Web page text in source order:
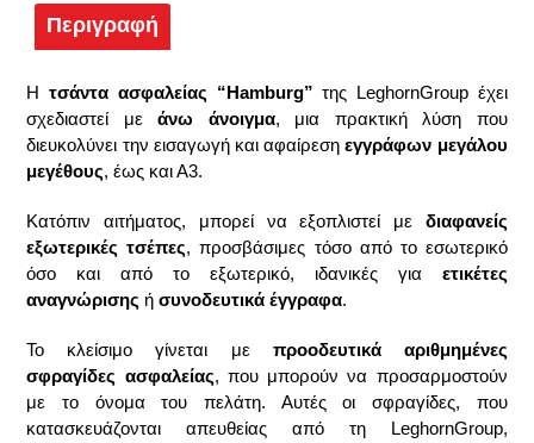
Περιγραφή
Ητσάντα ασφαλείας “Hamburg” της LeghornGroup έχει
σχεδιαστεί μεάνω άνοιγμα, μια πρακτική λύση που
διευκολύνει την εισαγωγή και αφαίρεσηεγγράφων μεγάλου
μεγέθους, έως και Α3.
Κατόπιν αιτήματος, μπορεί να εξοπλιστεί με διαφανείς
εξωτερικές τσέπες, προσβάσιμες τόσο από το εσωτερικό
όσο και από το εξωτερικό, ιδανικές για ετικέτες
αναγνώρισης ήσυνοδευτικά έγγραφα.
Το κλείσιμο γίνεται με προοδευτικά αριθμημένες
σφραγίδες ασφαλείας, που μπορούν να προσαρμοστούν
με το όνομα του πελάτη. Αυτές οι σφραγίδες, που
κατασκευάζονται απευθείας από τη LeghornGroup,